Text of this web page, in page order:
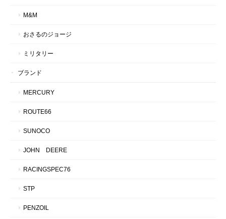
M&M
おさるのジョージ
ミリタリー
ブランド
MERCURY
ROUTE66
SUNOCO
JOHN DEERE
RACINGSPEC76
STP
PENZOIL